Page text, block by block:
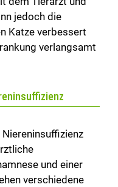
jedoch die
Katze verbessert
verlangsamt
und einer
verschiedene